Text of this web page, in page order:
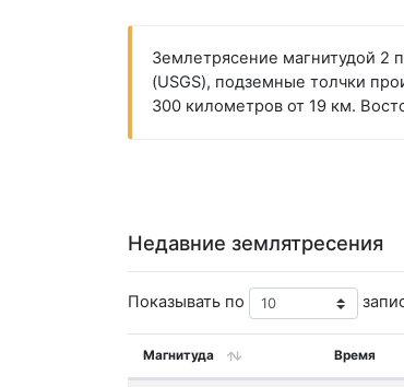
Землетрясение магнитудой
(USGS), подземные толчки
300 километров от 19 км.
Недавние землятресения
Показывать по
Магнитуда Время